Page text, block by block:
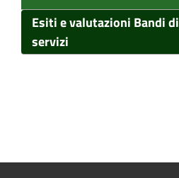
Esiti e valutazioni Bandi
servizi